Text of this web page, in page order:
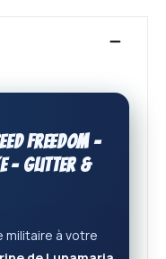
Freedom –
– Glitter &
militaire à votre